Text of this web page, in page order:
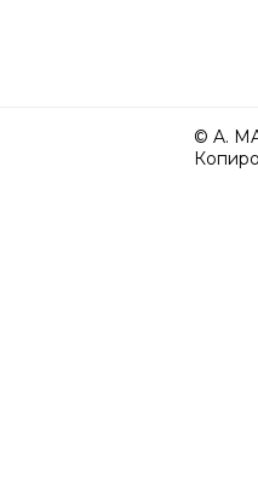
© A.